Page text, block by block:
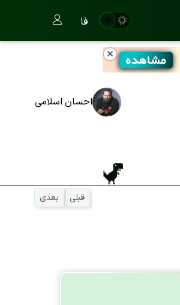
فا
احسان اسلامی
قبلی بعدی